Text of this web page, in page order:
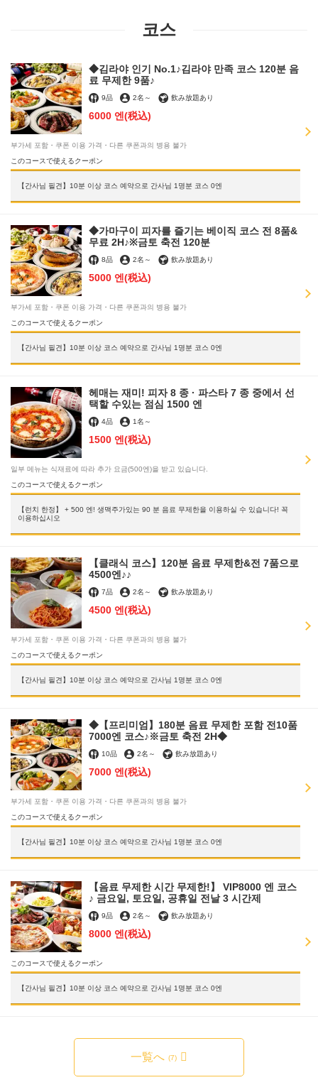
코스
◆김라야 인기 No.1♪김라야 만족 코스 120분 음
료 무제한 9품♪
9品 2名 ～ 飲み放題あり
6000 엔 (税込)
부가세 포함・쿠폰 이용 가격・다른 쿠폰과의 병용 불가
このコースで使えるクーポン
【간사님 필견】10분 이상 코스 예약으로 간사님 1명분 코스 0엔
◆가마구이 피자를 즐기는 베이직 코스 전 8품&
무료 2H♪※금토 축전 120분
8品 2名 ～ 飲み放題あり
5000 엔 (税込)
부가세 포함・쿠폰 이용 가격・다른 쿠폰과의 병용 불가
このコースで使えるクーポン
【간사님 필견】10분 이상 코스 예약으로 간사님 1명분 코스 0엔
헤매는 재미! 피자 8 종 · 파스타 7 종 중에서 선
택할 수있는 점심 1500 엔
4品 1名 ～
1500 엔 (税込)
일부 메뉴는 식재료에 따라 추가 요금(500엔)을 받고 있습니다.
このコースで使えるクーポン
【런치 한정】 + 500 엔! 생맥주가있는 90 분 음료 무제한을 이용하실 수 있습니다! 꼭
이용하십시오
【클래식 코스】120분 음료 무제한&전 7품으로
4500엔♪♪
7品 2名 ～ 飲み放題あり
4500 엔 (税込)
부가세 포함・쿠폰 이용 가격・다른 쿠폰과의 병용 불가
このコースで使えるクーポン
【간사님 필견】10분 이상 코스 예약으로 간사님 1명분 코스 0엔
◆【프리미엄】180분 음료 무제한 포함 전10품
7000엔 코스♪※금토 축전 2H◆
10品 2名 ～ 飲み放題あり
7000 엔 (税込)
부가세 포함・쿠폰 이용 가격・다른 쿠폰과의 병용 불가
このコースで使えるクーポン
【간사님 필견】10분 이상 코스 예약으로 간사님 1명분 코스 0엔
【음료 무제한 시간 무제한!】 VIP8000 엔 코스
♪ 금요일, 토요일, 공휴일 전날 3 시간제
9品 2名 ～ 飲み放題あり
8000 엔 (税込)
このコースで使えるクーポン
【간사님 필견】10분 이상 코스 예약으로 간사님 1명분 코스 0엔
一覧へ (7)